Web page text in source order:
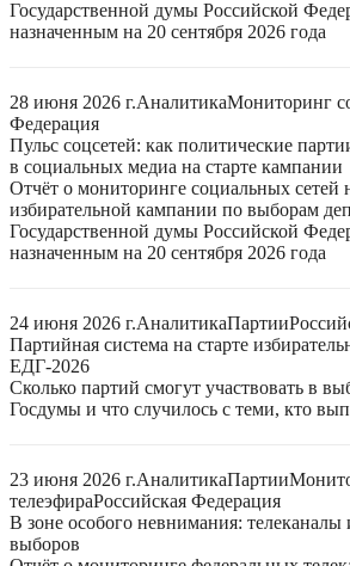
Государственной думы Российской
назначенным на 20 сентября 2026 года
28 июня 2026 г.АналитикаМониторинг
Федерация
Пульс соцсетей: как политические
в социальных медиа на старте кампании
Отчёт о мониторинге социальных сетей
избирательной кампании по выборам
Государственной думы Российской
назначенным на 20 сентября 2026 года
24 июня 2026 г.АналитикаПартии
Партийная система на старте
ЕДГ-2026
Сколько партий смогут участвовать в
Госдумы и что случилось с теми, кто
23 июня 2026 г.АналитикаПартии
телеэфираРоссийская Федерация
В зоне особого невнимания: телеканалы
выборов